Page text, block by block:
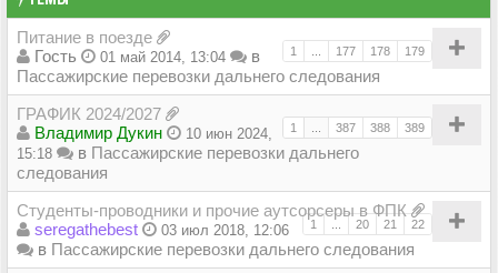
Питание в поезде
1 177 178 179
Гость 01 май 2014, 13:04
в
Пассажирские перевозки дальнего следования
ГРАФИК 2024/2027
1 387 388 389
Владимир Дукин
10 июн 2024,
15:18
в Пассажирские перевозки дальнего
следования
Студенты-проводники и прочие аутсорсеры в ФПК
1 ... 20 21 22
seregathebest 03 июл 2018, 12:06
в Пассажирские перевозки дальнего следования